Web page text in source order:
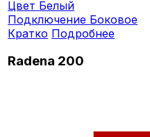
Цвет Белый
Подключение Боковое
Кратко Подробнее
Radena 200